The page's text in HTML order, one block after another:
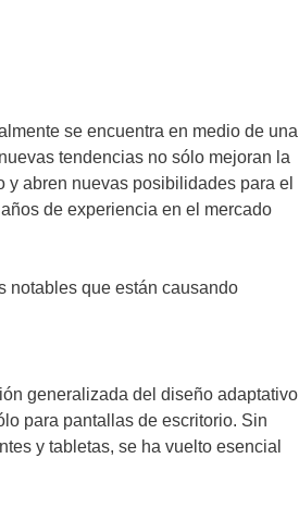
se encuentra en medio de una
tendencias no sólo mejoran la
abren nuevas posibilidades para el
de experiencia en el mercado
notables que están causando
generalizada del diseño adaptativo
para pantallas de escritorio. Sin
y tabletas, se ha vuelto esencial